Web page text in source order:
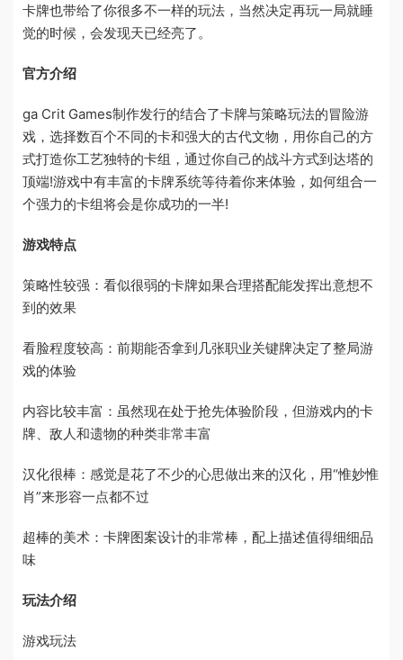
卡牌也带给了你很多不一样的玩法，当然决定再玩一局就睡
觉的时候，会发现天已经亮了。
官方介绍
ga Crit Games制作发行的结合了卡牌与策略玩法的冒险游
戏，选择数百个不同的卡和强大的古代文物，用你自己的方
式打造你工艺独特的卡组，通过你自己的战斗方式到达塔的
顶端!游戏中有丰富的卡牌系统等待着你来体验，如何组合一
个强力的卡组将会是你成功的一半!
游戏特点
策略性较强：看似很弱的卡牌如果合理搭配能发挥出意想不
到的效果
看脸程度较高：前期能否拿到几张职业关键牌决定了整局游
戏的体验
内容比较丰富：虽然现在处于抢先体验阶段，但游戏内的卡
牌、敌人和遗物的种类非常丰富
汉化很棒：感觉是花了不少的心思做出来的汉化，用“惟妙惟
肖”来形容一点都不过
超棒的美术：卡牌图案设计的非常棒，配上描述值得细细品
味
玩法介绍
游戏玩法